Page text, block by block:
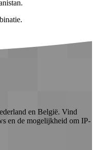
en België. Vind
en de mogelijkheid om IP-